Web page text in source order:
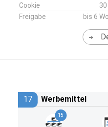
Cookie
Freigabe
bis 6
17 Werbemittel
15